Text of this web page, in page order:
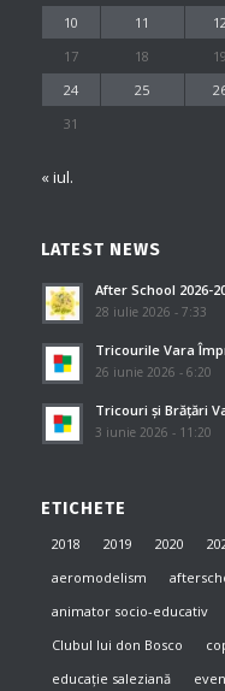
10
11
17
18 19
24
25
31
« iul.
LATEST NEWS
After School 2026-
28 iulie 2026 - 7:33
Tricourile Vara
26 iunie 2026 - 6:20
Tricouri și Brățări
3 iunie 2026 - 11:20
ETICHETE
2018 2019 2020
aeromodelism
animator socio-educativ
Clubul lui don Bosco
educație saleziană